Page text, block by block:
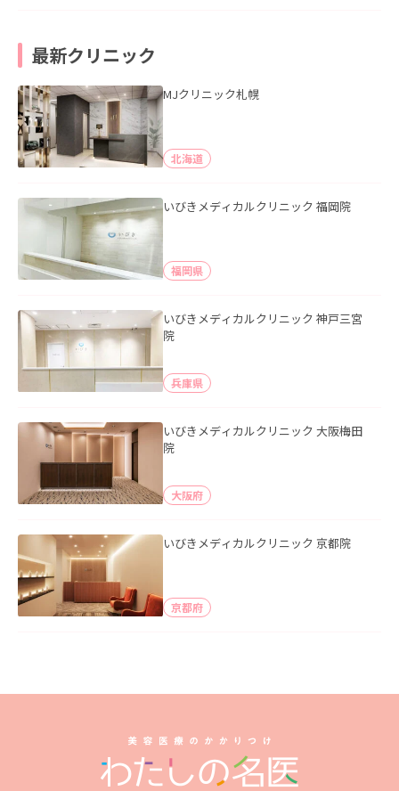
最新クリニック
MJクリニック札幌
北海道
いびきメディカルクリニック 福岡院
福岡県
いびきメディカルクリニック 神戸三宮
院
兵庫県
いびきメディカルクリニック 大阪梅田
院
大阪府
いびきメディカルクリニック 京都院
京都府